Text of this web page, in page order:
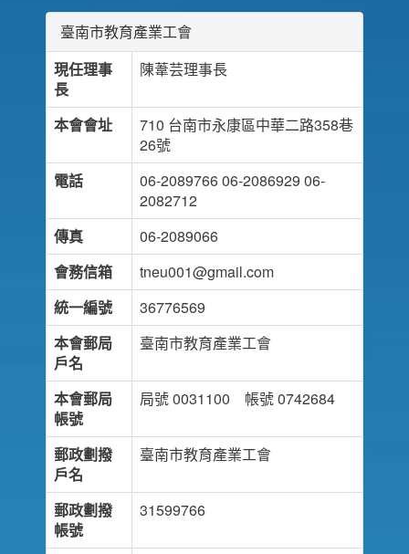
臺南市教育產業工會
現任理事
長
陳葦芸理事長
本會會址
710 台南市永康區中華二路358巷
26號
電話
06-2089766 06-2086929 06-
2082712
傳真
06-2089066
會務信箱
tneu001@gmail.com
統一編號
36776569
本會郵局
戶名
臺南市教育產業工會
本會郵局
帳號
局號 0031100 帳號 0742684
郵政劃撥
戶名
臺南市教育產業工會
郵政劃撥
帳號
31599766